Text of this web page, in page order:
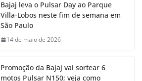
Bajaj leva o Pulsar Day ao Parque
Villa-Lobos neste fim de semana em
São Paulo
14 de maio de 2026
Promoção da Bajaj vai sortear 6
motos Pulsar N150; veja como